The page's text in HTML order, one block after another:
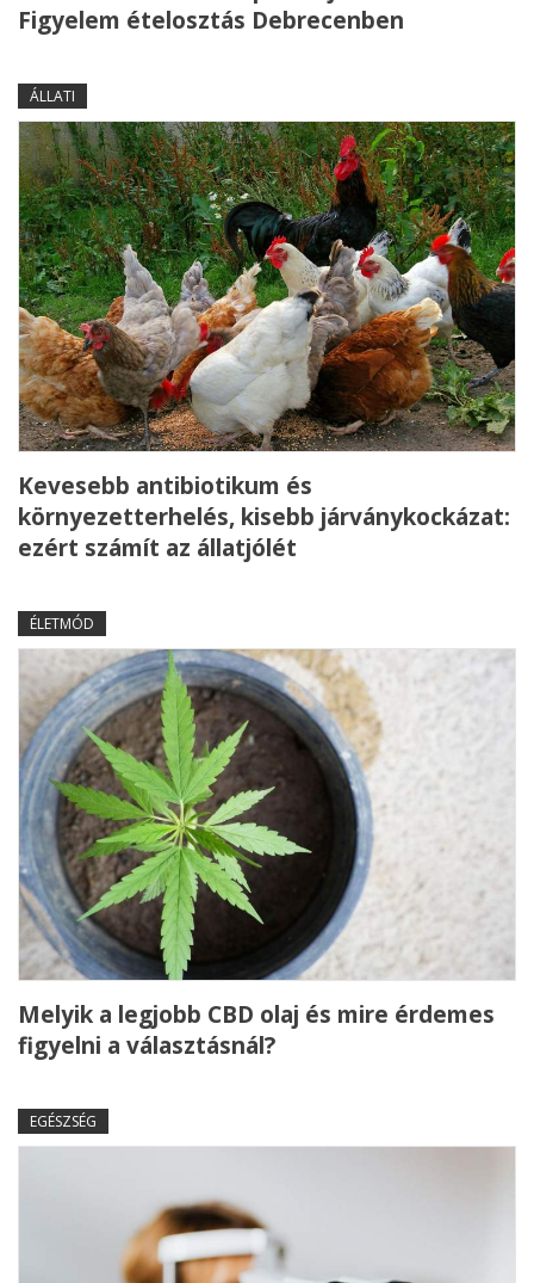
Figyelem ételosztás Debrecenben
ÁLLATI
Kevesebb antibiotikum és
környezetterhelés, kisebb járványkockázat:
ezért számít az állatjólét
ÉLETMÓD
Melyik a legjobb CBD olaj és mire érdemes
figyelni a választásnál?
EGÉSZSÉG